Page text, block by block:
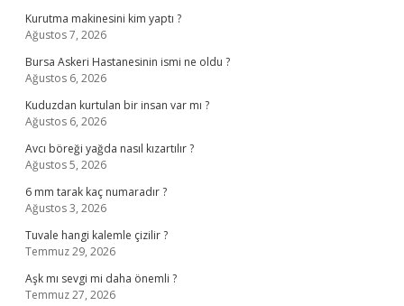
Kurutma makinesini kim yaptı ?
Ağustos 7, 2026
Bursa Askeri Hastanesinin ismi ne oldu ?
Ağustos 6, 2026
Kuduzdan kurtulan bir insan var mı ?
Ağustos 6, 2026
Avcı böreği yağda nasıl kızartılır ?
Ağustos 5, 2026
6 mm tarak kaç numaradır ?
Ağustos 3, 2026
Tuvale hangi kalemle çizilir ?
Temmuz 29, 2026
Aşk mı sevgi mi daha önemli ?
Temmuz 27, 2026